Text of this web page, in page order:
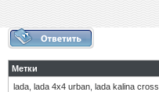
Метки
lada lada 4x4 urban lada kalina cross